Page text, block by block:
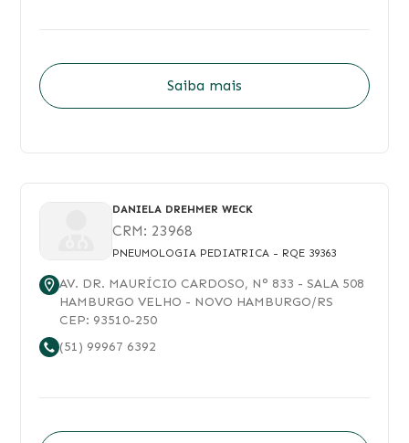
Saiba mais
DANIELA DREHMER WECK
CRM: 23968
PNEUMOLOGIA PEDIATRICA - RQE 39363
AV. DR. MAURÍCIO CARDOSO, N° 833 - SALA 508
HAMBURGO VELHO - NOVO HAMBURGO/RS
CEP: 93510-250
(51) 99967 6392